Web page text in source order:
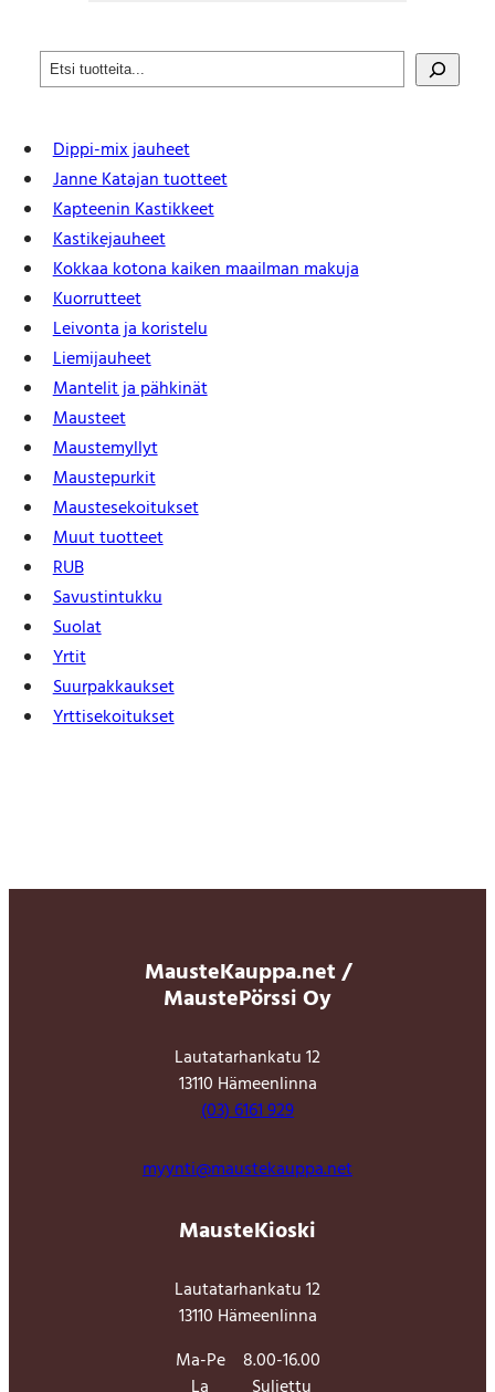
e
Dippi-mix jauheet
Janne Katajan tuotteet
Kapteenin Kastikkeet
Kastike­jauheet
Kokkaa kotona kaiken maailman makuja
Kuorrutteet
Leivonta ja koristelu
Liemijauheet
Mantelit ja pähkinät
Mausteet
Maustemyllyt
Maustepurkit
Mauste­sekoitukset
Muut tuotteet
RUB
Savustintukku
Suolat
Yrtit
Suur­pakkaukset
Yrtti­sekoitukset
MausteKauppa.net /
MaustePörssi Oy
Lautatarhankatu 12
13110 Hämeenlinna
(03) 6161 929
myynti@maustekauppa.net
MausteKioski
Lautatarhankatu 12
13110 Hämeenlinna
Ma-Pe
8.00-16.00